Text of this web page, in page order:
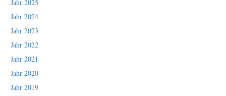
Jahr 2025
Jahr 2024
Jahr 2023
Jahr 2022
Jahr 2021
Jahr 2020
Jahr 2019